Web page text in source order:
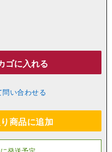
ゴに入れる
問い合わせる
商品に追加